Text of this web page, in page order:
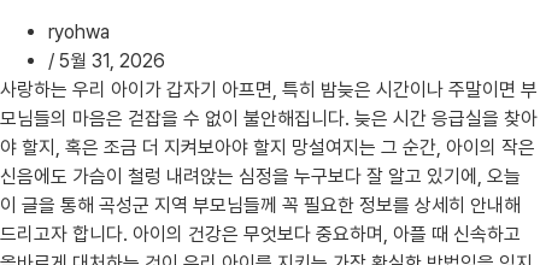
ryohwa
/ 5월 31, 2026
사랑하는 우리 아이가 갑자기 아프면, 특히 밤늦은 시간이나 주말이면 부
모님들의 마음은 걷잡을 수 없이 불안해집니다. 늦은 시간 응급실을 찾아
야 할지, 혹은 조금 더 지켜보아야 할지 망설여지는 그 순간, 아이의 작은
신음에도 가슴이 철렁 내려앉는 심정을 누구보다 잘 알고 있기에, 오늘
이 글을 통해 곡성군 지역 부모님들께 꼭 필요한 정보를 상세히 안내해
드리고자 합니다. 아이의 건강은 무엇보다 중요하며, 아플 때 신속하고